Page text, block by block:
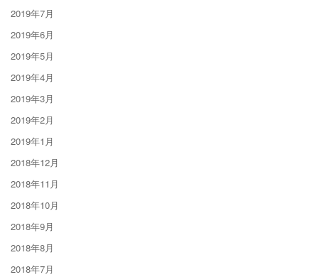
2019年7月
2019年6月
2019年5月
2019年4月
2019年3月
2019年2月
2019年1月
2018年12月
2018年11月
2018年10月
2018年9月
2018年8月
2018年7月